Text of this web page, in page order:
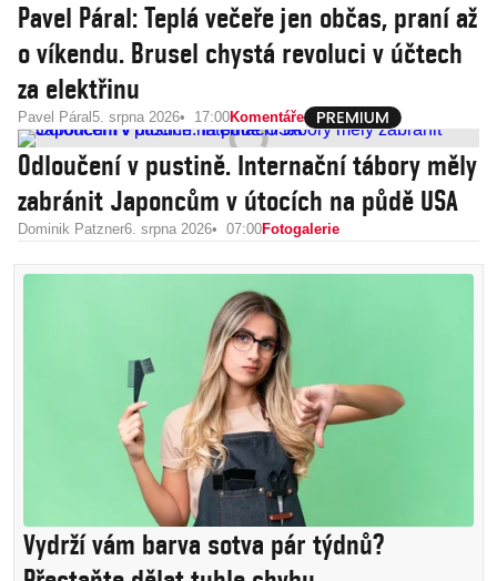
Pavel Páral: Teplá večeře jen občas, praní až
o víkendu. Brusel chystá revoluci v účtech
za elektřinu
Pavel Páral 5. srpna 2026 17:00Komentáře
Odloučení v pustině. Internační tábory měly
zabránit Japoncům v útocích na půdě USA
Dominik Patzner6. srpna 2026 07:00Fotogalerie
Vydrží vám barva sotva pár týdnů?